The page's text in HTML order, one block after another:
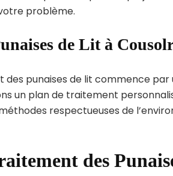
problème.
de Lit à
punaises de lit commence
un plan de traitement
respectueuses de
des